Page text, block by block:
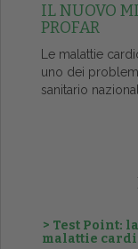
IL NUOVO
PROFAR
Le malattie
uno dei
sanitario
> Test Point:
malattie